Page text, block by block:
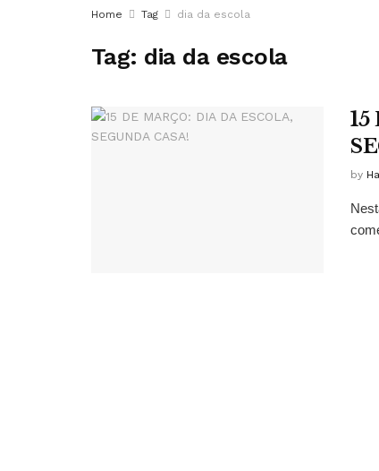
Home Tag dia da escola
Tag: dia da escola
by